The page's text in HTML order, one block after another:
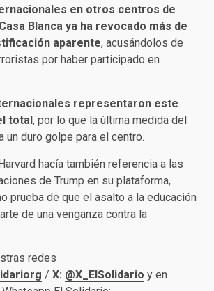
en otros centros de
Blanca ya ha revocado más de
aparente, acusándolos de
por haber participado en
representaron este
total, por lo que la última medida del
un duro golpe para el centro.
hacía también referencia a las
de Trump en su plataforma,
prueba de que el asalto a la educación
de una venganza contra la
redes
/ X: @X_ElSolidario y en